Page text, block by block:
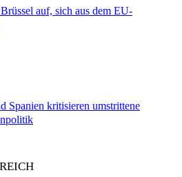
auf, sich aus dem EU-
kritisieren umstrittene